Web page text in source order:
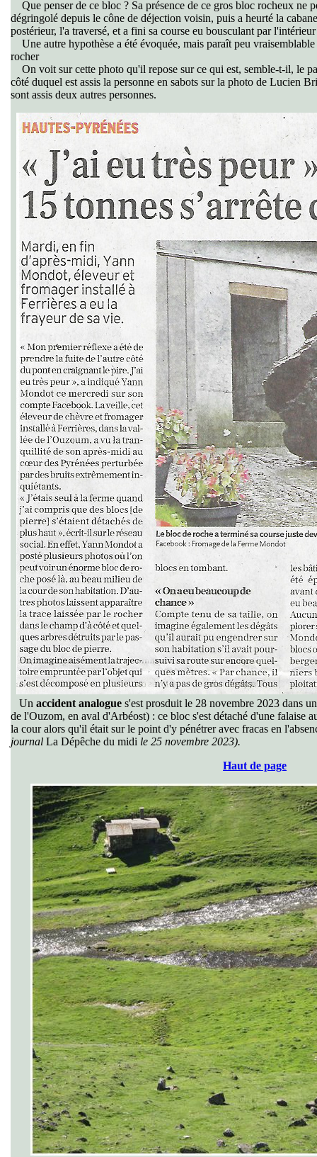
Que penser de ce bloc ? Sa présence de ce gros bloc rocheux ne
dégringolé depuis le cône de déjection voisin, puis a heurté la
postérieur, l'a traversé, et a fini sa course eu bousculant par
Une autre hypothèse a été évoquée, mais paraît peu
rocher
On voit sur cette photo qu'il repose sur ce qui est, semble-t-il, le
côté duquel est assis la personne en sabots sur la photo de Lucien
sont assis deux autres personnes.
Un accident analogue s'est prosduit le 28 novembre 2023 dans
de l'Ouzom, en aval d'Arbéost) : ce bloc s'est détaché d'une falaise
la cour alors qu'il était sur le point d'y pénétrer avec fracas en
journal La Dépêche du midi le 25 novembre 2023).
Haut de page